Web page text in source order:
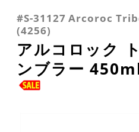
タンブラー
#S-31127 Arcoroc
(4256)
アルコロック
ンブラー